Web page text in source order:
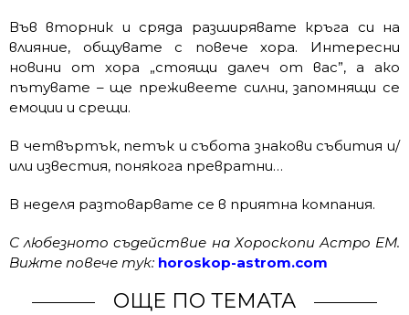
Във вторник и сряда разширявате кръга си на
влияние, общувате с повече хора. Интересни
новини от хора „стоящи далеч от вас”, а ако
пътувате – ще преживеете силни, запомнящи се
емоции и срещи.
В четвъртък, петък и събота знакови събития и/
или известия, понякога превратни…
В неделя разтоварвате се в приятна компания.
С любезното съдействие на Хороскопи Астро ЕМ.
Вижте повече тук: horoskop-astrom.com
ОЩЕ ПО ТЕМАТА